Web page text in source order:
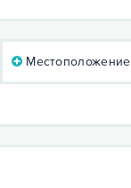
Местоположение